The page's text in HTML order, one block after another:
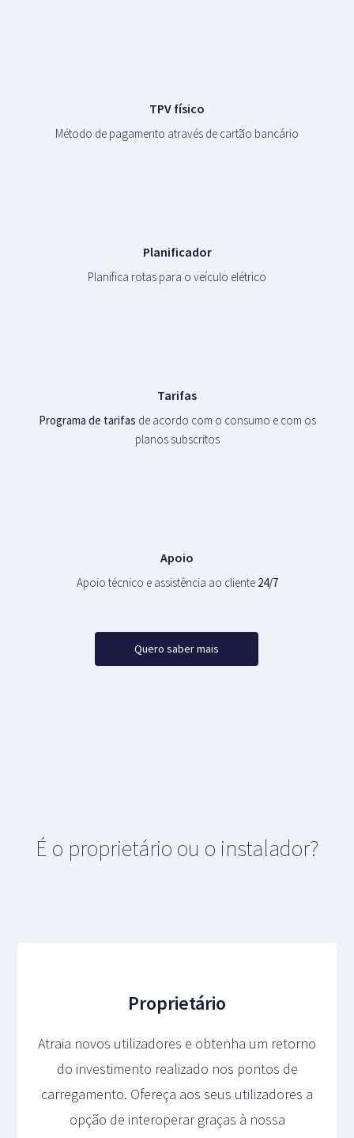
TPV físico
Método de pagamento através de cartão bancário
Planificador
Planifica rotas para o veículo elétrico
Tarifas
Programa de tarifas de acordo com o consumo e com os
planos subscritos
Apoio
Apoio técnico e assistência ao cliente 24/7
Quero saber mais
É o proprietário ou o instalador?
Proprietário
Atraia novos utilizadores e obtenha um retorno
do investimento realizado nos pontos de
carregamento. Ofereça aos seus utilizadores a
opção de interoperar graças à nossa